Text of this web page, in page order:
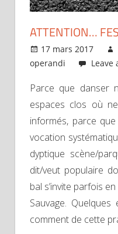
ATTENTION…
17 mars 2017
operandi
Leave
Parce que danser
espaces clos où
informés, parce
vocation
dyptique scène/
dit/veut populaire
bal s’invite parfois
Sauvage.
comment de cette